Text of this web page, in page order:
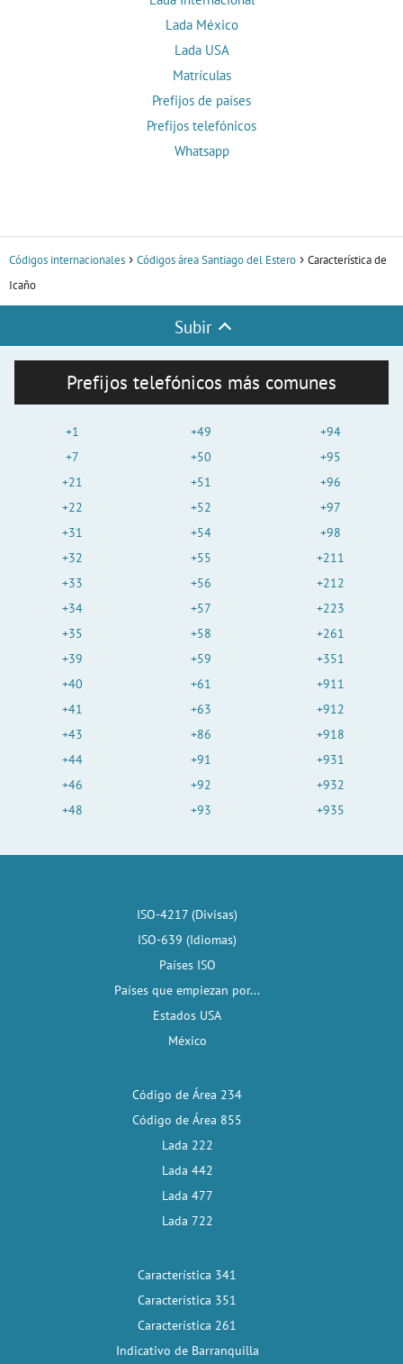
Lada México
Lada USA
Matrículas
Prefijos de países
Prefijos telefónicos
Whatsapp
Códigos internacionales Códigos área Santiago del Estero
Característica de
Icaño
Subir
Prefijos telefónicos más comunes
+1
+7
+21
+22
+31
+32
+33
+34
+35
+39
+40
+41
+43
+44
+46
+48
+49
+50
+51
+52
+54
+55
+56
+57
+58
+59
+61
+63
+86
+91
+92
+93
+94
+95
+96
+97
+98
+211
+212
+223
+261
+351
+911
+912
+918
+931
+932
+935
ISO-4217 (Divisas)
ISO-639 (Idiomas)
Países ISO
Países que empiezan por...
Estados USA
México
Código de Área 234
Código de Área 855
Lada 222
Lada 442
Lada 477
Lada 722
Característica 341
Característica 351
Característica 261
Indicativo de Barranquilla